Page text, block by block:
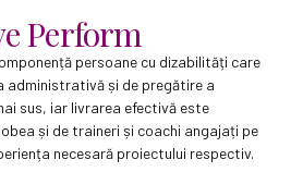
Perform
persoane cu dizabilități care
administrativă și de pregătire a
sus, iar livrarea efectivă este
și de traineri și coachi angajați pe
necesară proiectului respectiv.